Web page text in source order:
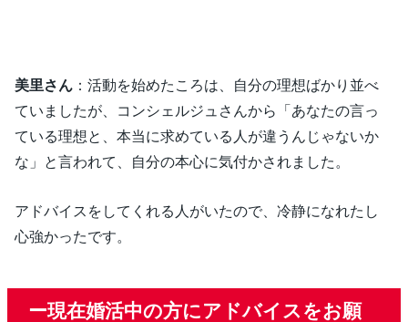
美里さん ：活動を始めたころは、自分の理想ばかり並べ
ていましたが、コンシェルジュさんから「あなたの言っ
ている理想と、本当に求めている人が違うんじゃないか
な」と言われて、自分の本心に気付かされました。
アドバイスをしてくれる人がいたので、冷静になれたし
心強かったです。
ー現在婚活中の方にアドバイスをお願